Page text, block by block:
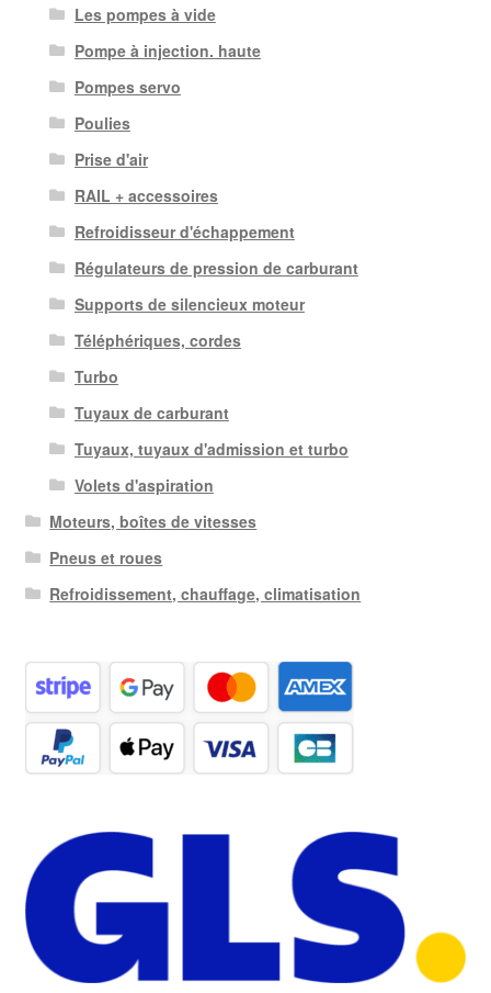
Les pompes à vide
Pompe à injection. haute
Pompes servo
Poulies
Prise d'air
RAIL + accessoires
Refroidisseur d'échappement
Régulateurs de pression de carburant
Supports de silencieux moteur
Téléphériques, cordes
Turbo
Tuyaux de carburant
Tuyaux, tuyaux d'admission et turbo
Volets d'aspiration
Moteurs, boîtes de vitesses
Pneus et roues
Refroidissement, chauffage, climatisation